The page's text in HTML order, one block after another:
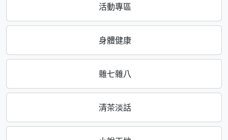
活動專區
身體健康
雜七雜八
清茶淡話